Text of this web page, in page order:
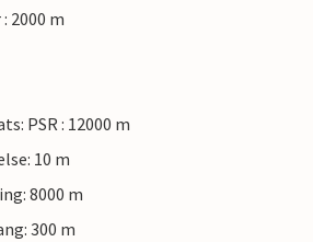
2000 m
PSR : 12000 m
10 m
8000 m
300 m